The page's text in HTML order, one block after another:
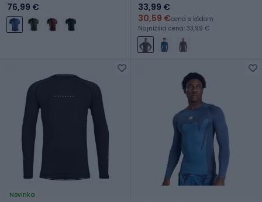
76,99 €
33,99 €
30,59 €cena s kódom
Najnižšia cena: 33,99 €
Novinka